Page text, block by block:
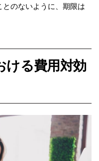
のないように、期限は
ける費用対効